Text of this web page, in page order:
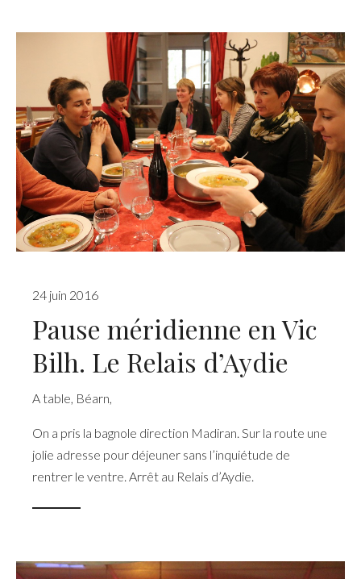
24 juin 2016
Pause méridienne en Vic
Bilh. Le Relais d’Aydie
A table, Béarn,
On a pris la bagnole direction Madiran. Sur la route une
jolie adresse pour déjeuner sans l’inquiétude de
rentrer le ventre. Arrêt au Relais d’Aydie.